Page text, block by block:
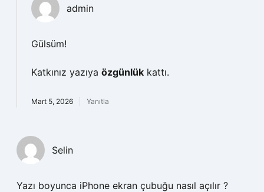
admin
Gülsüm!
Katkınız yazıya özgünlük kattı.
Mart 5, 2026 Yanıtla
Selin
Yazı boyunca iPhone ekran çubuğu nasıl açılır ?